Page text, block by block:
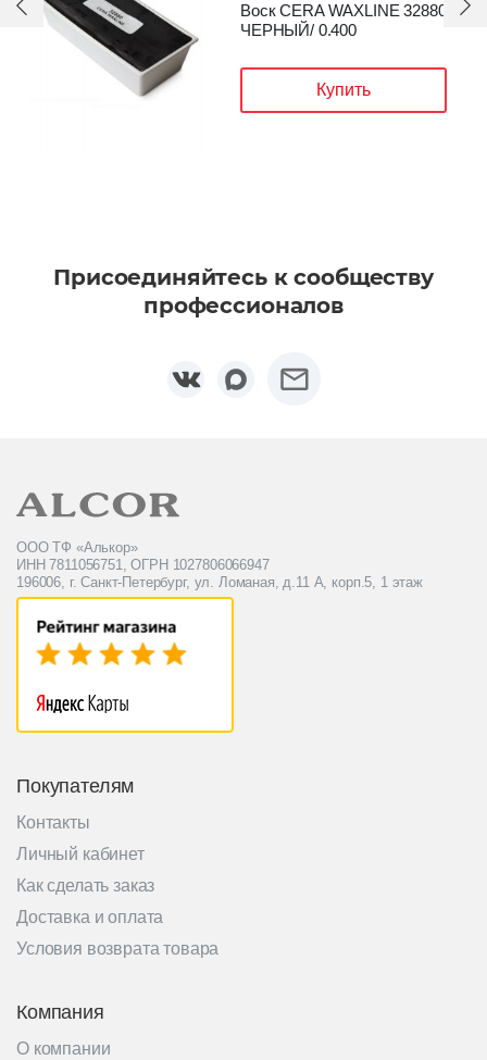
Воск CERA WAXLINE 32880
ЧЕРНЫЙ/ 0.400
Купить
Присоединяйтесь к сообществу
профессионалов
ООО ТФ «Алькор»
ИНН 7811056751, ОГРН 1027806066947
196006, г. Санкт-Петербург, ул. Ломаная, д.11 А, корп.5, 1 этаж
Покупателям
Контакты
Личный кабинет
Как сделать заказ
Доставка и оплата
Условия возврата товара
Компания
О компании